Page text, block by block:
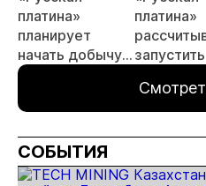
платина»
планирует
начать добычу
на
месторождении
к концу 2026
года
платина»
запустить
во
квартале
2026 года
СОБЫТИЯ